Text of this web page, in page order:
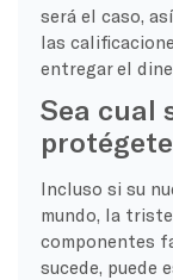
será el caso,
las
entregar el
Sea cual
Incluso si su
mundo, la
componentes
sucede, puede